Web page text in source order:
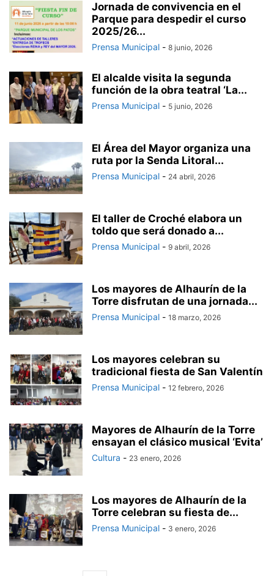
Jornada de convivencia en el
Parque para despedir el curso
2025/26...
Prensa Municipal - 8 junio, 2026
El alcalde visita la segunda
función de la obra teatral ‘La...
Prensa Municipal - 5 junio, 2026
El Área del Mayor organiza una
ruta por la Senda Litoral...
Prensa Municipal - 24 abril, 2026
El taller de Croché elabora un
toldo que será donado a...
Prensa Municipal - 9 abril, 2026
Los mayores de Alhaurín de la
Torre disfrutan de una jornada...
Prensa Municipal - 18 marzo, 2026
Los mayores celebran su
tradicional fiesta de San Valentín
Prensa Municipal - 12 febrero, 2026
Mayores de Alhaurín de la Torre
ensayan el clásico musical ‘Evita’
Cultura - 23 enero, 2026
Los mayores de Alhaurín de la
Torre celebran su fiesta de...
Prensa Municipal - 3 enero, 2026